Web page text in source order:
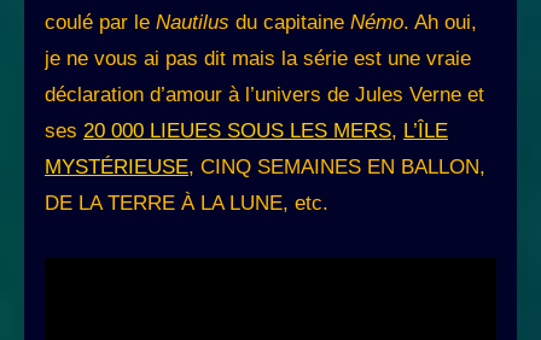
coulé par le Nautilus du capitaine Némo. Ah oui,
je ne vous ai pas dit mais la série est une vraie
déclaration d’amour à l’univers de Jules Verne et
ses 20 000 LIEUES SOUS LES MERS, L’ÎLE
MYSTÉRIEUSE, CINQ SEMAINES EN BALLON,
DE LA TERRE À LA LUNE, etc.